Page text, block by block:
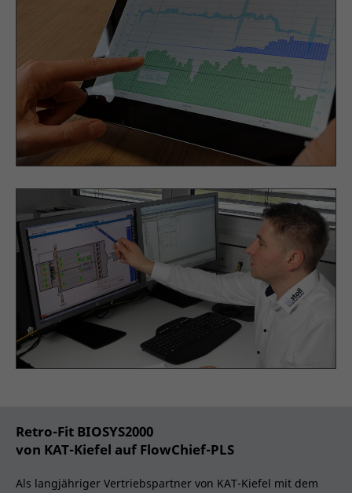
Retro-Fit BIOSYS2000
von KAT-Kiefel auf FlowChief-PLS
Als langjähriger Vertriebspartner von KAT-Kiefel mit dem